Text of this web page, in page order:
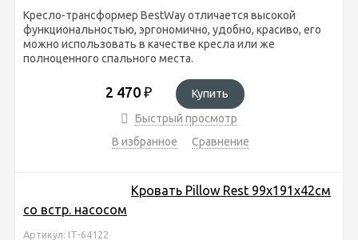
Кресло-трансформер BestWay отличается высокой
функциональностью, эргономично, удобно, красиво, его
можно использовать в качестве кресла или же
полноценного спального места.
2 470 ₽
Купить
Быстрый просмотр
В избранное
Сравнение
Кровать Pillow Rest 99х191х42см
со встр. насосом
Артикул: IT-64122